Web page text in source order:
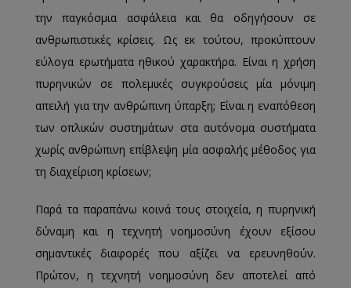
την παγκόσμια ασφάλεια και θα οδηγήσουν σε
ανθρωπιστικές κρίσεις. Ως εκ τούτου, προκύπτουν
εύλογα ερωτήματα ηθικού χαρακτήρα. Είναι η χρήση
πυρηνικών σε πολεμικές συγκρούσεις μία μόνιμη
απειλή για την ανθρώπινη ύπαρξη; Είναι η εναπόθεση
των οπλικών συστημάτων στα αυτόνομα συστήματα
χωρίς ανθρώπινη επίβλεψη μία ασφαλής μέθοδος για
τη διαχείριση κρίσεων;
Παρά τα παραπάνω κοινά τους στοιχεία, η πυρηνική
δύναμη και η τεχνητή νοημοσύνη έχουν εξίσου
σημαντικές διαφορές που αξίζει να ερευνηθούν.
Πρώτον, η τεχνητή νοημοσύνη δεν αποτελεί από